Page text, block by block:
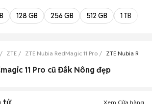
128 GB 256 GB 512 GB 1 TB
ZTE ZTE Nubia RedMagic 11 Pro ZTE Nubia
11 Pro cũ Đắk Nông đẹp
Xem Cửa hàng